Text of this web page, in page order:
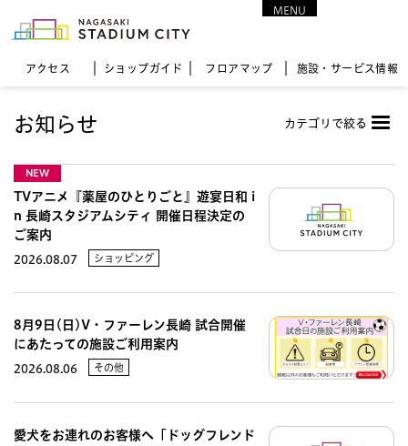
アクセス ショップガイド フロア マップ 施設・サービス情報
MENU
お知らせ カテゴリで絞る
NEW
TVアニメ『薬屋のひとりごと』遊宴日和 i
n 長崎スタジアムシティ 開催日程決定の
ご案内
2026.08.07 ショッピング
8月9日(日)V・ファーレン長崎 試合開催
にあたっての施設ご利用案内
2026.08.06 その他
愛犬をお連れのお客様へ「ドッグフレンド